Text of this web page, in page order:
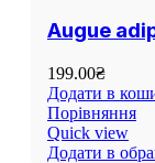
Augue
199.00₴
Додати в
Порівняння
Quick view
Додати в